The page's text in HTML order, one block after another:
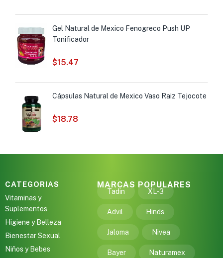
Gel Natural de Mexico Fenogreco Push UP
Tonificador
$15.47
Cápsulas Natural de Mexico Vaso Raiz Tejocote
$18.78
CATEGORIAS
Vitaminas y
Suplementos
Higiene y Belleza
Bienestar Sexual
Niños y Bebes
MARCAS POPULARES
Tadin XL-3
Advil Hinds
Jaloma Nivea
Bayer Naturamex